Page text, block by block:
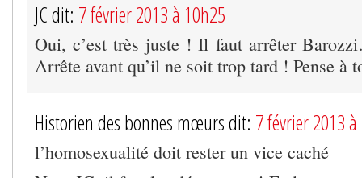
JC dit: 7 février 2013 à 10h25
Oui, c’est très juste ! Il faut arrêter
Arrête avant qu’il ne soit trop tard ! Pense à
Historien des bonnes mœurs dit: 7 février 2013
l’homosexualité doit rester un vice caché